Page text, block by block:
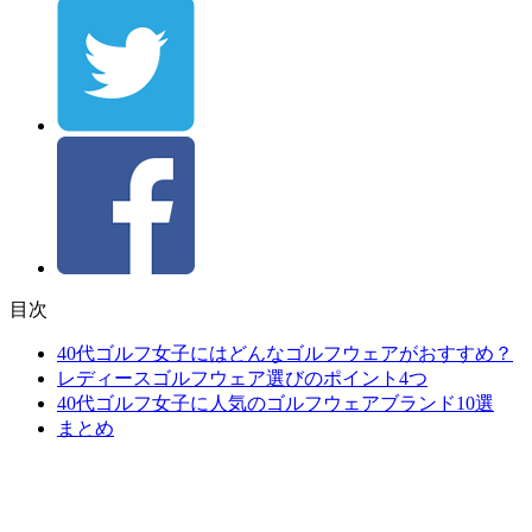
目次
40代ゴルフ女子にはどんなゴルフウェアがおすすめ？
レディースゴルフウェア選びのポイント4つ
40代ゴルフ女子に人気のゴルフウェアブランド10選
まとめ